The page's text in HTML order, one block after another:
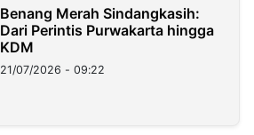
Benang Merah Sindangkasih:
Dari Perintis Purwakarta hingga
KDM
21/07/2026 - 09:22